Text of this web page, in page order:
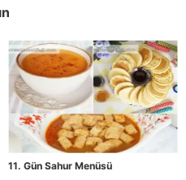
11. Gün Sahur Menüsü